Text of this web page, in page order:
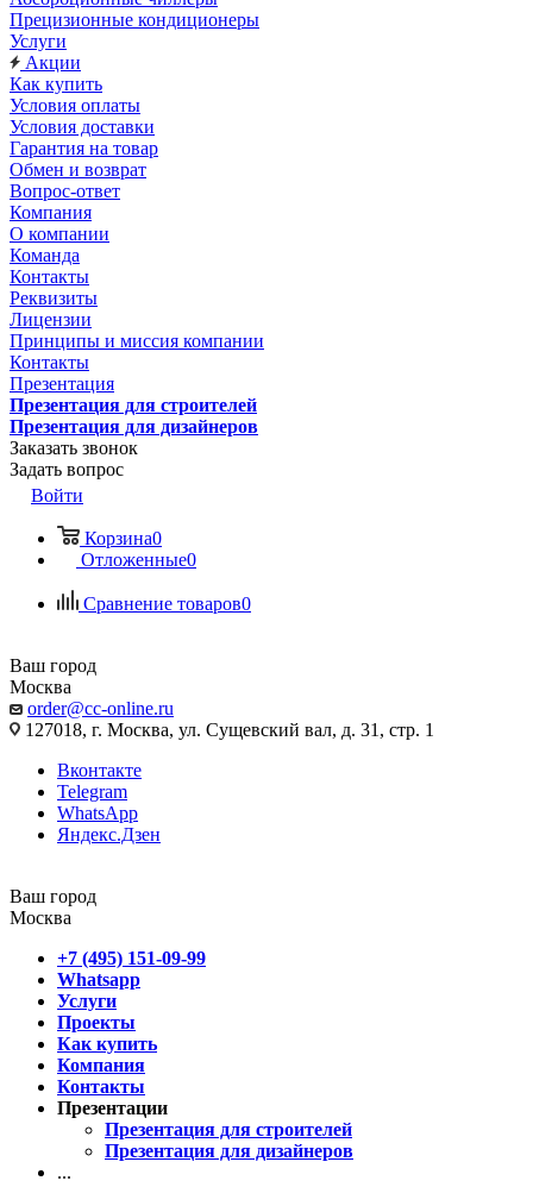
Прецизионные кондиционеры
Услуги
Акции
Как купить
Условия оплаты
Условия доставки
Гарантия на товар
Обмен и возврат
Вопрос-ответ
Компания
О компании
Команда
Контакты
Реквизиты
Лицензии
Принципы и миссия компании
Контакты
Презентация
Презентация для строителей
Презентация для дизайнеров
Заказать звонок
Задать вопрос
Войти
Корзина0
Отложенные0
Сравнение товаров0
Ваш город
Москва
order@cc-online.ru
127018, г. Москва, ул. Сущевский вал, д. 31, стр. 1
Вконтакте
Telegram
WhatsApp
Яндекс.Дзен
Ваш город
Москва
+7 (495) 151-09-99
Whatsapp
Услуги
Проекты
Как купить
Компания
Контакты
Презентации
Презентация для строителей
Презентация для дизайнеров
...